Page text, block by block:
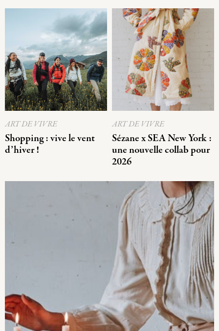
ART DE VIVRE
Shopping : vive le vent
d’hiver !
ART DE VIVRE
Sézane x SEA New York :
une nouvelle collab pour
2026